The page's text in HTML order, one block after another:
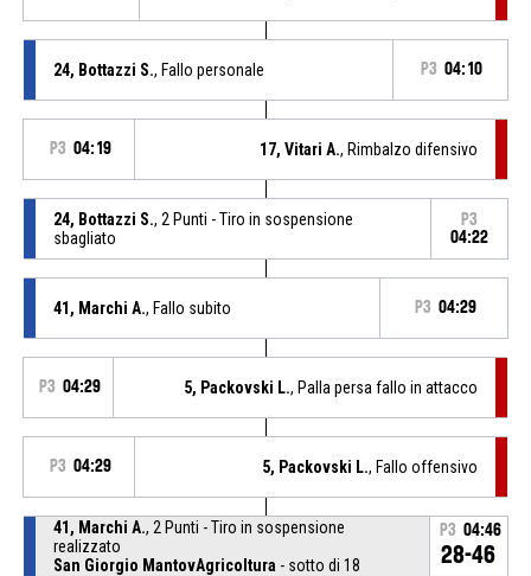
24, Bottazzi S., Fallo personale P3 04:10
P3 04:19 17, Vitari A., Rimbalzo difensivo
24, Bottazzi S., 2 Punti - Tiro in sospensione
sbagliato
P3
04:22
41, Marchi A., Fallo subito P3 04:29
P3 04:29 5, Packovski L., Palla persa fallo in attacco
P3 04:29 5, Packovski L., Fallo offensivo
41, Marchi A., 2 Punti - Tiro in sospensione
realizzato
San Giorgio MantovAgricoltura - sotto di 18
P3 04:46
28-46